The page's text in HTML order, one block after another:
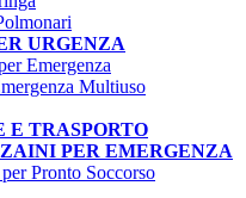
URGENZA
Emergenza
Multiuso
E TRASPORTO
PER EMERGENZA
Pronto Soccorso